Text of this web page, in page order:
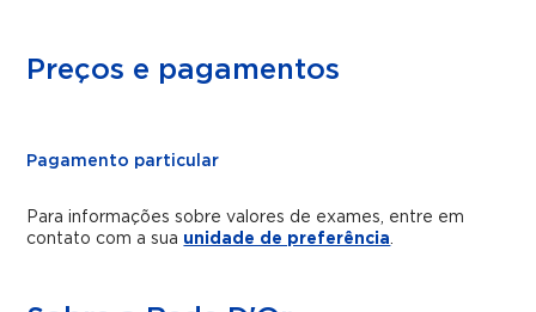
Preços e pagamentos
Pagamento particular
Para informações sobre valores de exames, entre em
contato com a sua unidade de preferência.